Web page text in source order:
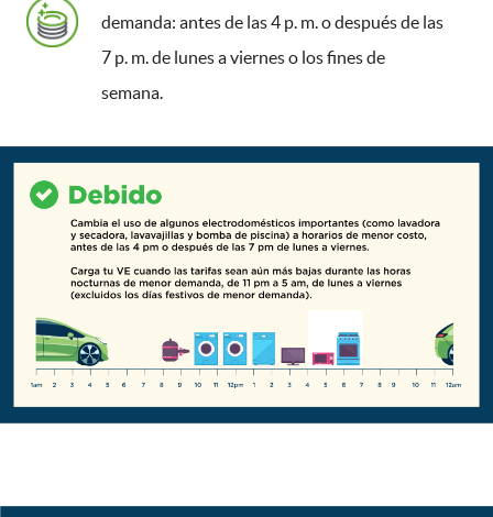
demanda: antes de las 4 p. m. o después de las
7 p. m. de lunes a viernes o los fines de
semana.